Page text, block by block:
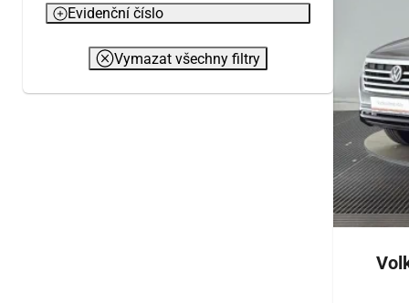
Evidenční číslo
Vymazat všechny filtry